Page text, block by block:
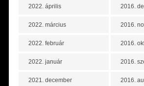
2022. április
2022. március
2022. február
2022. január
2021. december
2016.
2016.
2016.
2016.
2016.